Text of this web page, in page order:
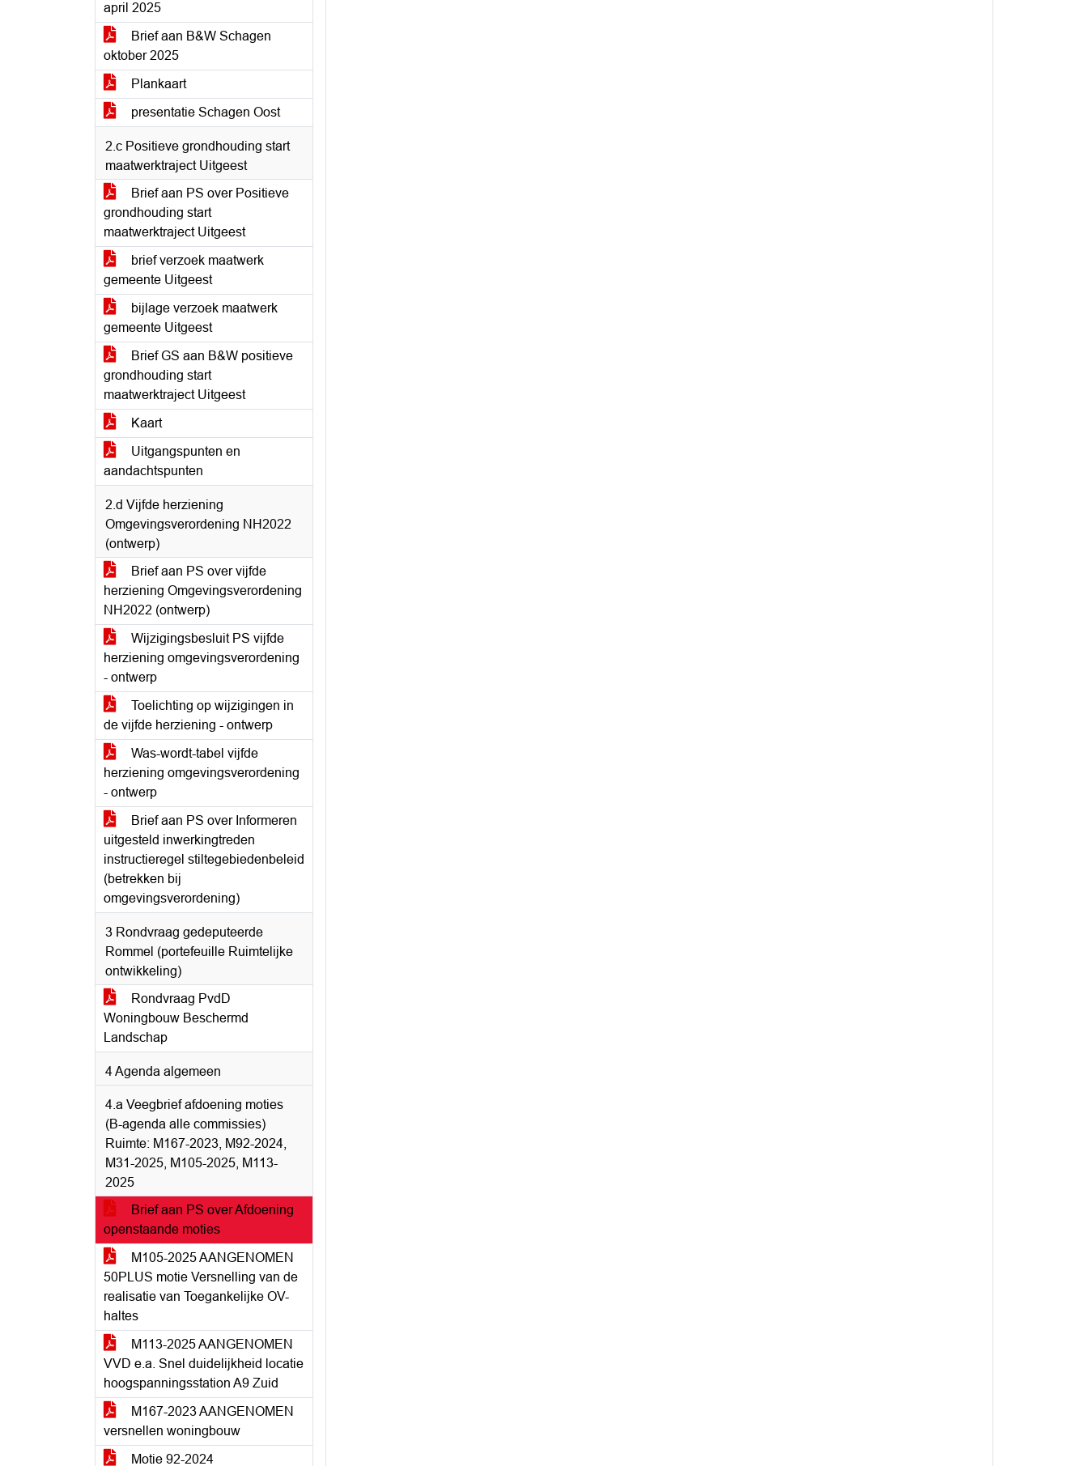
april 2025
Brief aan B&W Schagen
oktober 2025
Plankaart
presentatie Schagen Oost
2.c Positieve grondhouding start
maatwerktraject Uitgeest
Brief aan PS over Positieve
grondhouding start
maatwerktraject Uitgeest
brief verzoek maatwerk
gemeente Uitgeest
bijlage verzoek maatwerk
gemeente Uitgeest
Brief GS aan B&W positieve
grondhouding start
maatwerktraject Uitgeest
Kaart
Uitgangspunten en
aandachtspunten
2.d Vijfde herziening
Omgevingsverordening NH2022
(ontwerp)
Brief aan PS over vijfde
herziening Omgevingsverordening
NH2022 (ontwerp)
Wijzigingsbesluit PS vijfde
herziening omgevingsverordening
- ontwerp
Toelichting op wijzigingen in
de vijfde herziening - ontwerp
Was-wordt-tabel vijfde
herziening omgevingsverordening
- ontwerp
Brief aan PS over Informeren
uitgesteld inwerkingtreden
instructieregel stiltegebiedenbeleid
(betrekken bij
omgevingsverordening)
3 Rondvraag gedeputeerde
Rommel (portefeuille Ruimtelijke
ontwikkeling)
Rondvraag PvdD
Woningbouw Beschermd
Landschap
4 Agenda algemeen
4.a Veegbrief afdoening moties
(B-agenda alle commissies)
Ruimte: M167-2023, M92-2024,
M31-2025, M105-2025, M113-
2025
Brief aan PS over Afdoening
openstaande moties
M105-2025 AANGENOMEN
50PLUS motie Versnelling van de
realisatie van Toegankelijke OV-
haltes
M113-2025 AANGENOMEN
VVD e.a. Snel duidelijkheid locatie
hoogspanningsstation A9 Zuid
M167-2023 AANGENOMEN
versnellen woningbouw
Motie 92-2024